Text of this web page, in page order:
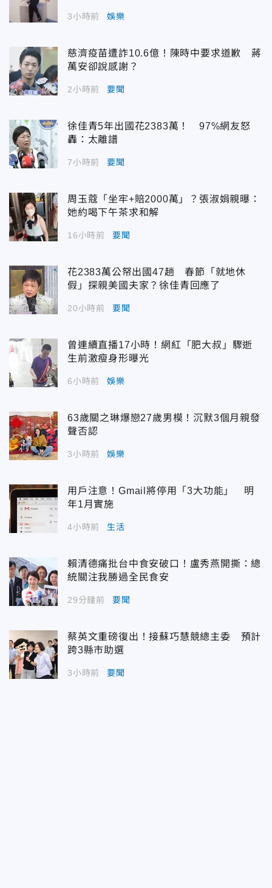
3小時前 娛樂
慈濟疫苗遭詐10.6億！陳時中要求道歉 蔣
萬安卻說感謝？
2小時前 要聞
徐佳青5年出國花2383萬！ 97%網友怒
轟：太離譜
7小時前 要聞
周玉蔻「坐牢+賠2000萬」？張淑娟親曝：
她約喝下午茶求和解
16小時前 要聞
花2383萬公帑出國47趟 春節「就地休
假」探親美國夫家？徐佳青回應了
20小時前 要聞
曾連續直播17小時！網紅「肥大叔」驟逝
生前激瘦身形曝光
6小時前 娛樂
63歲關之琳爆戀27歲男模！沉默3個月親發
聲否認
3小時前 娛樂
用戶注意！Gmail將停用「3大功能」 明
年1月實施
4小時前 生活
賴清德痛批台中食安破口！盧秀燕開撕：總
統關注我勝過全民食安
29分鐘前 要聞
蔡英文重磅復出！接蘇巧慧競總主委 預計
跨3縣市助選
3小時前 要聞